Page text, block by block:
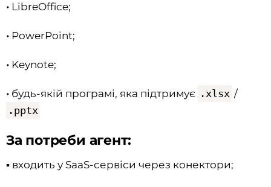
• LibreOffice;
• PowerPoint;
• Keynote;
• будь-якій програмі, яка підтримує .xlsx /
.pptx
За потреби агент:
▪️ входить у SaaS-сервіси через конектори;